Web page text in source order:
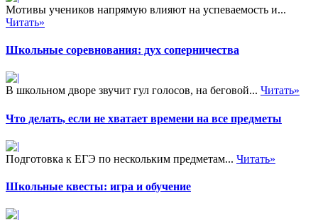
Мотивы учеников напрямую влияют на успеваемость и...
Читать»
Школьные соревнования: дух соперничества
В школьном дворе звучит гул голосов, на беговой... Читать»
Что делать, если не хватает времени на все предметы
Подготовка к ЕГЭ по нескольким предметам... Читать»
Школьные квесты: игра и обучение